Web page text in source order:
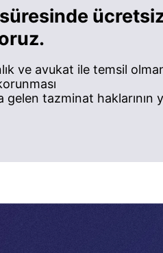
ve avukat ile temsil
gelen tazminat haklarının